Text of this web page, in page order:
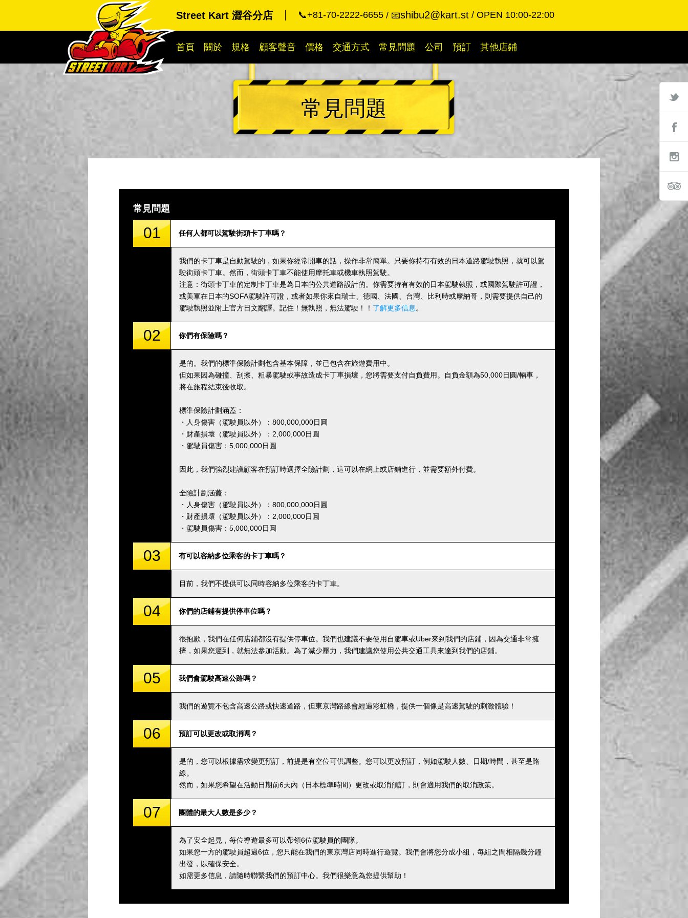
Street Kart 澀谷分店 📞+81-70-2222-6655 📧shibu2@kart.st OPEN 10:00-22:00
首頁 關於 規格 顧客聲音 價格 交通方式 常見問題 公司 預訂 其他店鋪
常見問題
常見問題
01 任何人都可以駕駛街頭卡丁車嗎？
我們的卡丁車是自動駕駛的，如果你經常開車的話，操作非常簡單。只要你持有有效的日本道路駕駛執照，就可以駕
駛街頭卡丁車。然而，街頭卡丁車不能使用摩托車或機車執照駕駛。
注意：街頭卡丁車的定制卡丁車是為日本的公共道路設計的。你需要持有有效的日本駕駛執照，或國際駕駛許可證，
或美軍在日本的SOFA駕駛許可證，或者如果你來自瑞士、德國、法國、台灣、比利時或摩納哥，則需要提供自己的
駕駛執照並附上官方日文翻譯。記住！無執照，無法駕駛！！ 了解更多信息 。
02 你們有保險嗎？
是的。我們的標準保險計劃包含基本保障，並已包含在旅遊費用中。
但如果因為碰撞、刮擦、粗暴駕駛或事故造成卡丁車損壞，您將需要支付自負費用。自負金額為50,000日圓/輛車，
將在旅程結束後收取。
標準保險計劃涵蓋：
・人身傷害（駕駛員以外）：800,000,000日圓
・財產損壞（駕駛員以外）：2,000,000日圓
・駕駛員傷害：5,000,000日圓
因此，我們強烈建議顧客在預訂時選擇全險計劃，這可以在網上或店鋪進行，並需要額外付費。
全險計劃涵蓋：
・人身傷害（駕駛員以外）：800,000,000日圓
・財產損壞（駕駛員以外）：2,000,000日圓
・駕駛員傷害：5,000,000日圓
03 有可以容納多位乘客的卡丁車嗎？
目前，我們不提供可以同時容納多位乘客的卡丁車。
04 你們的店鋪有提供停車位嗎？
很抱歉，我們在任何店鋪都沒有提供停車位。我們也建議不要使用自駕車或Uber來到我們的店鋪，因為交通非常擁
擠，如果您遲到，就無法參加活動。為了減少壓力，我們建議您使用公共交通工具來達到我們的店鋪。
05 我們會駕駛高速公路嗎？
我們的遊覽不包含高速公路或快速道路，但東京灣路線會經過彩虹橋，提供一個像是高速駕駛的刺激體驗！
06 預訂可以更改或取消嗎？
是的，您可以根據需求變更預訂，前提是有空位可供調整。您可以更改預訂，例如駕駛人數、日期/時間，甚至是路
線。
然而，如果您希望在活動日期前6天內（日本標準時間）更改或取消預訂，則會適用我們的取消政策。
07 團體的最大人數是多少？
為了安全起見，每位導遊最多可以帶領6位駕駛員的團隊。
如果您一方的駕駛員超過6位，您只能在我們的東京灣店同時進行遊覽。我們會將您分成小組，每組之間相隔幾分鐘
出發，以確保安全。
如需更多信息，請隨時聯繫我們的預訂中心。我們很樂意為您提供幫助！